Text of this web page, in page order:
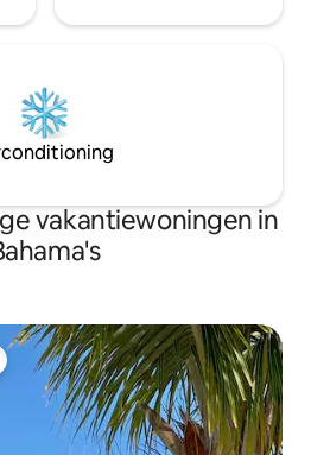
vakantiewoningen in